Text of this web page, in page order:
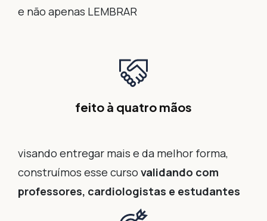
e não apenas LEMBRAR
feito à quatro mãos
visando entregar mais e da melhor forma,
construímos esse curso validando com
professores, cardiologistas e estudantes